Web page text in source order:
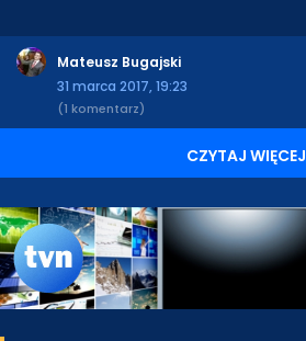
Mateusz Bugajski
31 marca 2017, 19:23
(1 komentarz)
CZYTAJ WIĘCEJ